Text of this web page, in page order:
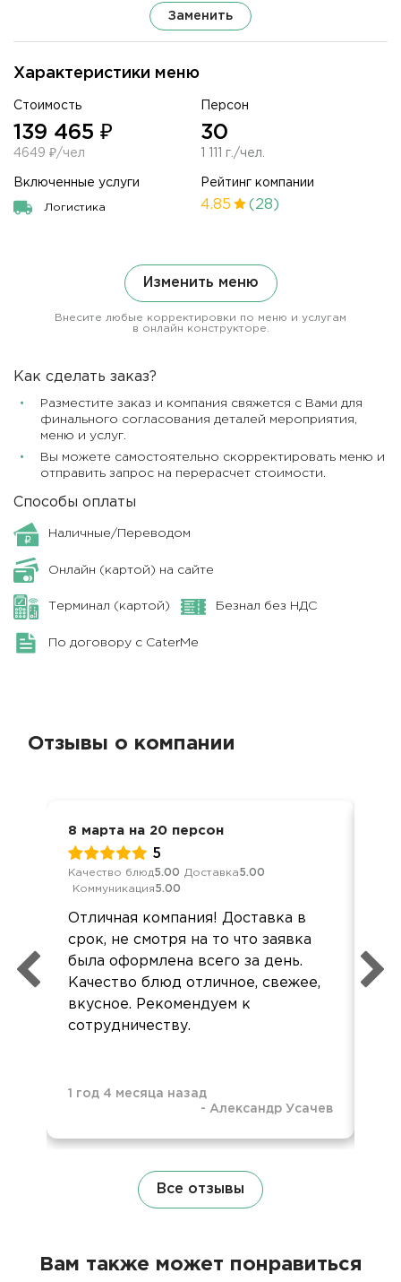
Характеристики меню
Стоимость
139 465 ₽
4649 ₽/чел
Персон
30
1 111 г./чел.
Включенные услуги
Логистика
Рейтинг компании
4.85 (28)
Изменить меню
Внесите любые корректировки по меню и услугам
в онлайн конструкторе.
Заменить
Как сделать заказ?
Разместите заказ и компания свяжется с Вами для
финального согласования деталей мероприятия,
меню и услуг.
Вы можете самостоятельно скорректировать меню и
отправить запрос на перерасчет стоимости.
Способы оплаты
Наличные/Переводом
Онлайн (картой) на сайте
Терминал (картой) Безнал без НДС
По договору с CaterMe
Отзывы о компании
8 марта на 20 персон
5
Качество блюд5.00 Доставка5.00
Коммуникация5.00
Отличная компания! Доставка в
срок, не смотря на то что заявка
была оформлена всего за день.
Качество блюд отличное, свежее,
вкусное. Рекомендуем к
сотрудничеству.
1 год 4 месяца назад
- Александр Усачев
Все отзывы
Вам также может понравиться